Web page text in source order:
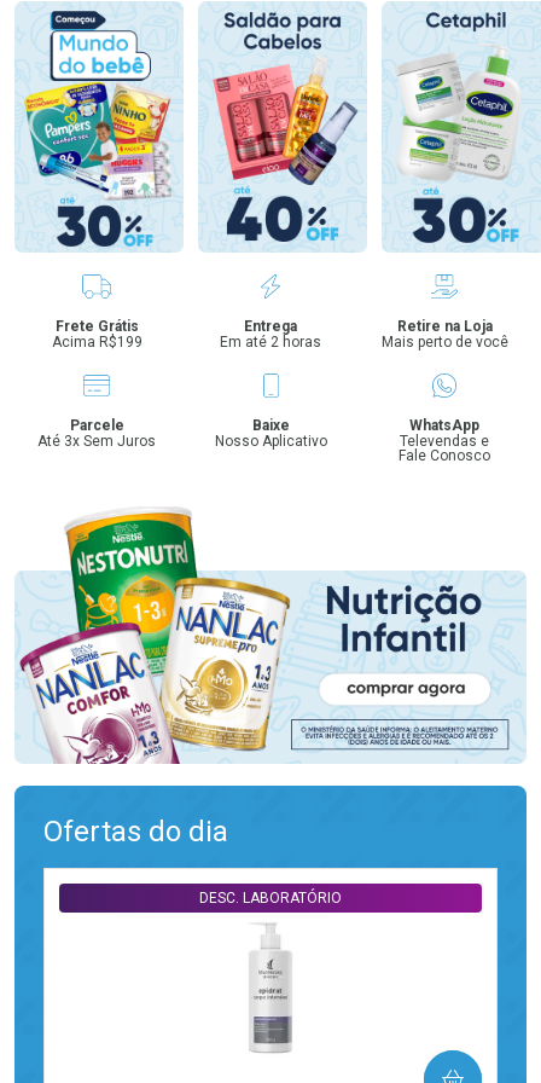
Benefícios
Frete Grátis
Acima R$199
Entrega
Em até 2 horas
Retire na Loja
Mais perto de você
Parcele
Até 3x Sem Juros
Baixe
Nosso Aplicativo
WhatsApp
Televendas e
Fale Conosco
Ofertas do dia
DESC. LABORATÓRIO
COMPRAR